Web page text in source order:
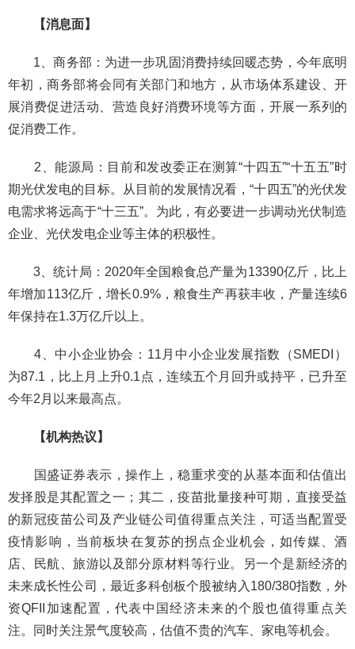
【消息面】
1、商务部：为进一步巩固消费持续回暖态势，今年底明
年初，商务部将会同有关部门和地方，从市场体系建设、开
展消费促进活动、营造良好消费环境等方面，开展一系列的
促消费工作。
2、能源局：目前和发改委正在测算“十四五”“十五五”时
期光伏发电的目标。从目前的发展情况看，“十四五”的光伏发
电需求将远高于“十三五”。为此，有必要进一步调动光伏制造
企业、光伏发电企业等主体的积极性。
3、统计局：2020年全国粮食总产量为13390亿斤，比上
年增加113亿斤，增长0.9%，粮食生产再获丰收，产量连续6
年保持在1.3万亿斤以上。
4、中小企业协会：11月中小企业发展指数（SMEDI）
为87.1，比上月上升0.1点，连续五个月回升或持平，已升至
今年2月以来最高点。
【机构热议】
国盛证券表示，操作上，稳重求变的从基本面和估值出
发择股是其配置之一；其二，疫苗批量接种可期，直接受益
的新冠疫苗公司及产业链公司值得重点关注，可适当配置受
疫情影响，当前板块在复苏的拐点企业机会，如传媒、酒
店、民航、旅游以及部分原材料等行业。另一个是新经济的
未来成长性公司，最近多科创板个股被纳入180/380指数，外
资QFII加速配置，代表中国经济未来的个股也值得重点关
注。同时关注景气度较高，估值不贵的汽车、家电等机会。